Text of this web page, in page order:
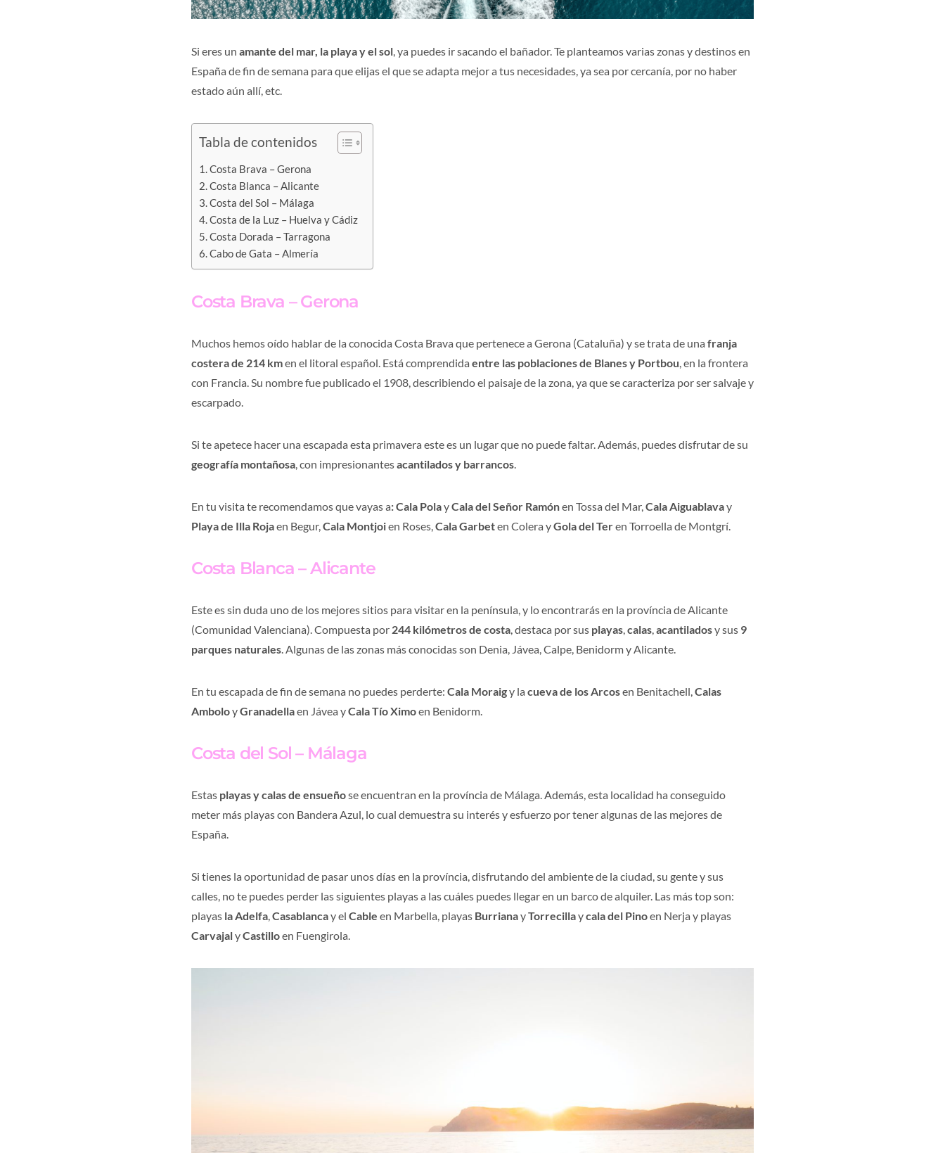
Si eres un amante del mar, la playa y el sol, ya puedes ir sacando el bañador. Te planteamos varias zonas y destinos en
España de fin de semana para que elijas el que se adapta mejor a tus necesidades, ya sea por cercanía, por no haber
estado aún allí, etc.
Tabla de contenidos
Costa Brava – Gerona
Costa Blanca – Alicante
Costa del Sol – Málaga
Costa de la Luz – Huelva y Cádiz
Costa Dorada – Tarragona
Cabo de Gata – Almería
Costa Brava – Gerona
Muchos hemos oído hablar de la conocida Costa Brava que pertenece a Gerona (Cataluña) y se trata de una franja
costera de 214 kmen el litoral español. Está comprendida entre las poblaciones de Blanes y Portbou, en la frontera
con Francia. Su nombre fue publicado el 1908, describiendo el paisaje de la zona, ya que se caracteriza por ser salvaje y
escarpado.
Si te apetece hacer una escapada esta primavera este es un lugar que no puede faltar. Además, puedes disfrutar de su
geografía montañosa, con impresionantesacantilados y barrancos.
En tu visita te recomendamos que vayas a: Cala PolayCala del Señor Ramónen Tossa del Mar,Cala Aiguablavay
Playa de Illa Rojaen Begur,Cala Montjoien Roses,Cala Garbeten Colera yGola del Teren Torroella de Montgrí.
Costa Blanca – Alicante
Este es sin duda uno de los mejores sitios para visitar en la península, y lo encontrarás en la província de Alicante
(Comunidad Valenciana). Compuesta por 244 kilómetros de costa, destaca por sus playas,calas,acantiladosy sus 9
parques naturales. Algunas de las zonas más conocidas son Denia, Jávea, Calpe, Benidorm y Alicante.
En tu escapada de fin de semana no puedes perderte: Cala Moraigy la cueva de los Arcosen Benitachell,Calas
AmboloyGranadellaen Jávea yCala Tío Ximoen Benidorm.
Costa del Sol – Málaga
Estas playas y calas de ensueñose encuentran en la província de Málaga. Además, esta localidad ha conseguido
meter más playas con Bandera Azul, lo cual demuestra su interés y esfuerzo por tener algunas de las mejores de
España.
Si tienes la oportunidad de pasar unos días en la província, disfrutando del ambiente de la ciudad, su gente y sus
calles, no te puedes perder las siguientes playas a las cuáles puedes llegar en un barco de alquiler. Las más top son:
playas la Adelfa,Casablancay el Cable en Marbella, playas BurrianayTorrecillaycala del Pinoen Nerja y playas
CarvajalyCastilloen Fuengirola.